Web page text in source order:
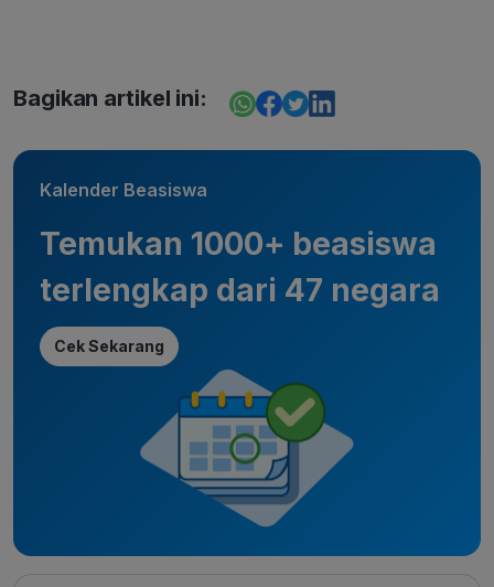
Bagikan artikel ini:
Kalender Beasiswa
Temukan 1000+ beasiswa
terlengkap dari 47 negara
Cek Sekarang